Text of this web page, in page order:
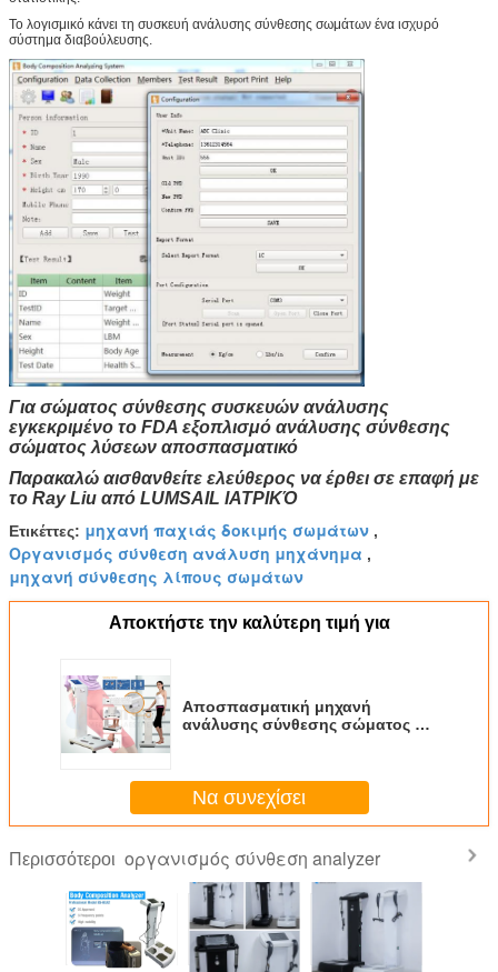
Το λογισμικό κάνει τη συσκευή ανάλυσης σύνθεσης σωμάτων ένα ισχυρό
σύστημα διαβούλευσης.
Για σώματος σύνθεσης συσκευών ανάλυσης
εγκεκριμένο το FDA εξοπλισμό ανάλυσης σύνθεσης
σώματος λύσεων αποσπασματικό
Παρακαλώ αισθανθείτε ελεύθερος να έρθει σε επαφή με
το Ray Liu από LUMSAIL ΙΑΤΡΙΚΌ
Ετικέττες: μηχανή παχιάς δοκιμής σωμάτων ,
Οργανισμός σύνθεση ανάλυση μηχάνημα ,
μηχανή σύνθεσης λίπους σωμάτων
Αποκτήστε την καλύτερη τιμή για
Αποσπασματική μηχανή
ανάλυσης σύνθεσης σώματος με
Να συνεχίσει
Περισσότεροι οργανισμός σύνθεση analyzer